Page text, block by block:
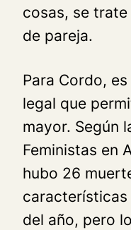
cosas, se
de pareja.
Para Cordo,
legal que
mayor. Según
Feministas en
hubo 26
características
del año, pero